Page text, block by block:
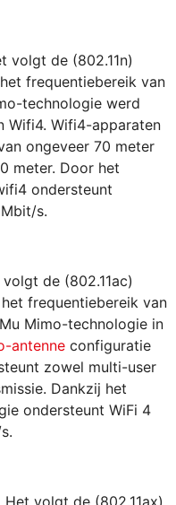
volgt de (802.11n)
frequentiebereik van
technologie werd
Wifi4. Wifi4-apparaten
ongeveer 70 meter
meter. Door het
ondersteunt
s.
de (802.11ac)
frequentiebereik van
Mimo-technologie in
antenne configuratie
zowel multi-user
Dankzij het
ondersteunt WiFi 4